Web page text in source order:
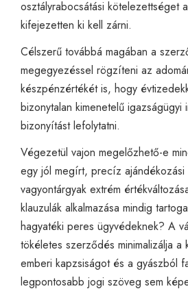
osztályrabocsátási kötelezettséget
kifejezetten ki kell zárni.
Célszerű továbbá magában a
megegyezéssel rögzíteni az
készpénzértékét is, hogy
bizonytalan kimenetelű igazságügyi
bizonyítást lefolytatni.
Végezetül vajon megelőzhető-e
egy jól megírt, precíz
vagyontárgyak extrém
klauzulák alkalmazása mindig
hagyatéki peres ügyvédeknek? A
tökéletes szerződés minimalizálja
emberi kapzsiságot és a gyászból
legpontosabb jogi szöveg sem